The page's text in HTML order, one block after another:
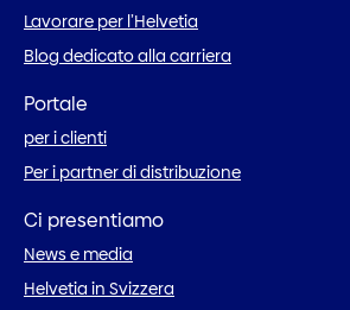
Lavorare per l’Helvetia
Blog dedicato alla carriera
Portale
per i clienti
Per i partner di distribuzione
Ci presentiamo
News e media
Helvetia in Svizzera